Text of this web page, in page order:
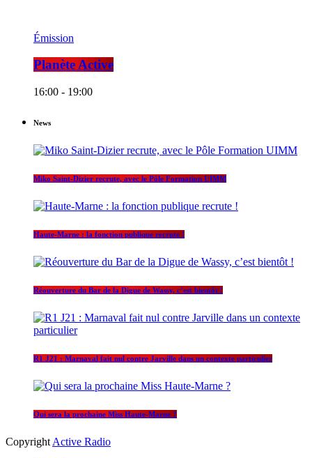
Émission
Planète Active
16:00 - 19:00
News
Miko Saint-Dizier recrute, avec le Pôle Formation UIMM
Haute-Marne : la fonction publique recrute !
Réouverture du Bar de la Digue de Wassy, c’est bientôt !
R1 J21 : Marnaval fait nul contre Jarville dans un contexte particulier
Qui sera la prochaine Miss Haute-Marne ?
Copyright Active Radio